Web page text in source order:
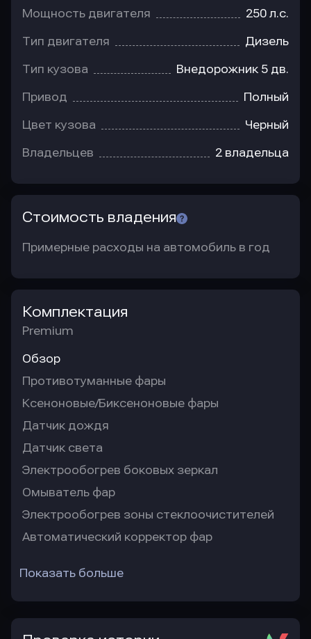
Мощность двигателя 250 л.с.
Тип двигателя Дизель
Тип кузова Внедорожник 5 дв.
Привод Полный
Цвет кузова Черный
Владельцев 2 владельца
Стоимость владения
Примерные расходы на автомобиль в год
Комплектация
Premium
Обзор
Противотуманные фары
Ксеноновые/Биксеноновые фары
Датчик дождя
Датчик света
Электрообогрев боковых зеркал
Омыватель фар
Электрообогрев зоны стеклоочистителей
Автоматический корректор фар
Показать больше